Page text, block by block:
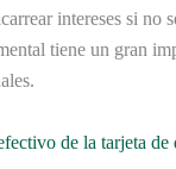
intereses si no
tiene un gran
de la tarjeta